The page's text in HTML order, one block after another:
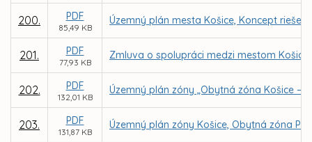
200. PDF
85,49 KB
Územný plán mesta Košice, Koncept
201. PDF
77,93 KB
Zmluva o spolupráci medzi mestom Košice,
202. PDF
132,01 KB
Územný plán zóny „Obytná zóna Košice –
203. PDF
131,87 KB
Územný plán zóny Košice, Obytná zóna